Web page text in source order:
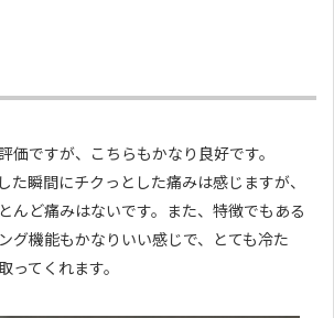
価ですが、こちらもかなり良好です。
た瞬間にチクっとした痛みは感じますが、
んど痛みはないです。また、特徴でもある
グ機能もかなりいい感じで、とても冷た
ってくれます。